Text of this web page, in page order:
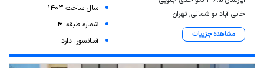
خانی آباد نو شمالی, تهران
مشاهده جزییات
سال ساخت 1403
شماره طبقه: 4
آسانسور: دارد